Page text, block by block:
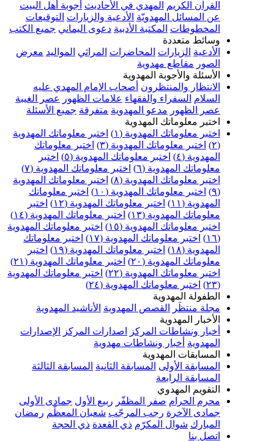
المهدي في الأحاديث أجوبة أهل البيت
المسائل المهدويّة الأدعية والزيارات التوقيعات
المكتبة الأدبية دعوى اليماني جميع الكتب
متعددة
الزيارات المحاضرات المراثي المواليد معرض
مقاطع مهدوية
والأجوبة المهدوية
والمنتظرون أصحاب الإمام المهدي عليه
السفراء والفقهاء علامات الظهور عصر الغيبة
مدعو المهدوية متفرقة جميع الأسئلة
معلوماتك المهدوية
معلوماتك المهدوية (١)
اختبر معلوماتك المهدوية
اختبر معلوماتك المهدوية (٣)
اختبر معلوماتك
اختبر معلوماتك المهدوية (٥)
اختبر
المهدوية (٦)
اختبر معلوماتك المهدوية (٧)
معلوماتك المهدوية (٨)
اختبر معلوماتك المهدوية
اختبر معلوماتك المهدوية (١٠)
اختبر معلوماتك
اختبر معلوماتك المهدوية (١٢)
اختبر
المهدوية (١٣)
اختبر معلوماتك المهدوية (١٤)
معلوماتك المهدوية (١٥)
اختبر معلوماتك المهدوية
اختبر معلوماتك المهدوية (١٧)
اختبر معلوماتك
اختبر معلوماتك المهدوية (١٩)
اختبر
المهدوية (٢٠)
اختبر معلوماتك المهدوية (٢١)
معلوماتك المهدوية (٢٢)
اختبر معلوماتك المهدوية
اختبر معلوماتك المهدوية (٢٤)
المهدوية
منتظَر
القصص المهدوية الأناشيد المهدوية
المهدوية
ونشاطات المركز اصدارات المركز الإصدارات
أخبار ونشاطات مهدوية
المهدوية
الأولى المسابقة الثانية المسابقة الثالثة
الرابعة
المهدوي
الحرام
صفر المظفّر ربيع الأول جمادى الأولى
رجب المرجّب شعبان المعظّم رمضان
شوال المكرّم ذي القعدة ذي الحجة